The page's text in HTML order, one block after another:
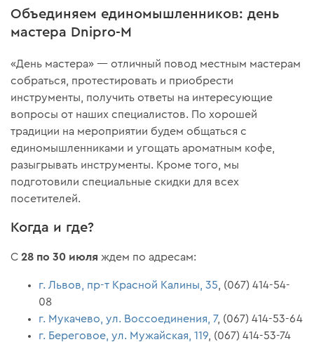
Объединяем единомышленников: день
мастера Dnipro-M
«День мастера» — отличный повод местным мастерам
собраться, протестировать и приобрести
инструменты, получить ответы на интересующие
вопросы от наших специалистов. По хорошей
традиции на мероприятии будем общаться с
единомышленниками и угощать ароматным кофе,
разыгрывать инструменты. Кроме того, мы
подготовили специальные скидки для всех
посетителей.
Когда и где?
С28 по 30 июля ждем по адресам:
г. Львов, пр-т Красной Калины, 35 , (067) 414-54-
08
г. Мукачево, ул. Воссоединения, 7, (067) 414-53-64
г. Береговое, ул. Мужайская, 119 , (067) 414-53-74